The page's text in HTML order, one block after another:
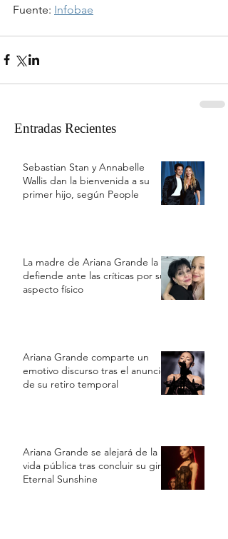
Fuente: Infobae
Entradas Recientes
Sebastian Stan y Annabelle
Wallis dan la bienvenida a su
primer hijo, según People
La madre de Ariana Grande la
defiende ante las críticas por su
aspecto físico
Ariana Grande comparte un
emotivo discurso tras el anuncio
de su retiro temporal
Ariana Grande se alejará de la
vida pública tras concluir su gira
Eternal Sunshine